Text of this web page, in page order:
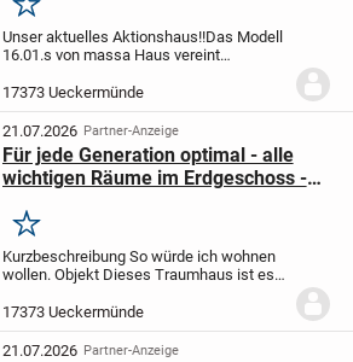
Merken
Unser aktuelles Aktionshaus!!Das Modell
16.01.s von massa Haus vereint
Raumaufteilung und bietet Ihnen ein
ideales Zuhause für die ganze Familie.
Mit einer...
17373 Ueckermünde
21.07.2026 Partner-Anzeige
Für jede Generation optimal - alle
wichtigen Räume im Erdgeschoss -
Merken
Kurzbeschreibung So würde ich wohnen
wollen. Objekt Dieses Traumhaus ist es
werden.Alles ist gepflegt, gemütlich und
sinnvoll angeordnet.
17373 Ueckermünde
21.07.2026 Partner-Anzeige